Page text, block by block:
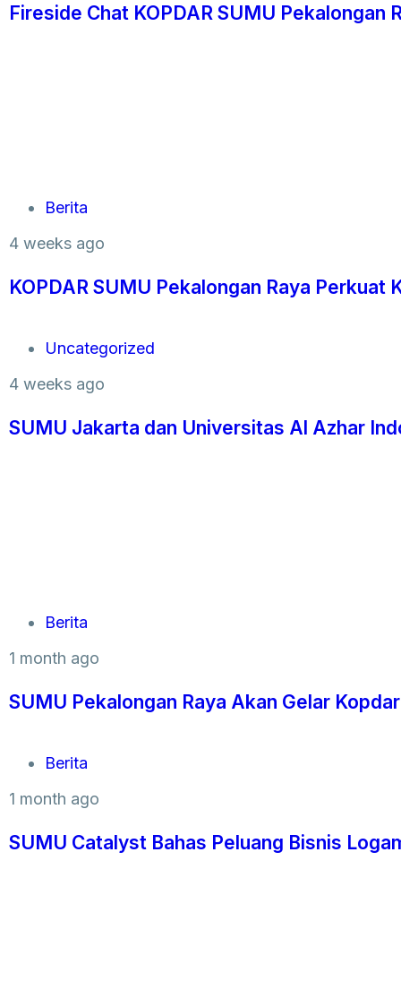
Fireside Chat KOPDAR SUMU Pekalongan
Berita
4 weeks ago
KOPDAR SUMU Pekalongan Raya
Uncategorized
4 weeks ago
SUMU Jakarta dan Universitas Al Azhar
Berita
1 month ago
SUMU Pekalongan Raya Akan Gelar
Berita
1 month ago
SUMU Catalyst Bahas Peluang Bisnis